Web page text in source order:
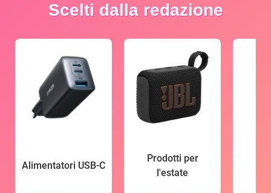
Scelti dalla redazione
Alimentatori USB-C
Prodotti per
l'estate